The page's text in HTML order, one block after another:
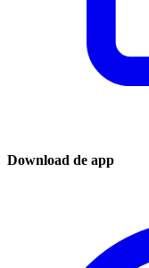
Download de app